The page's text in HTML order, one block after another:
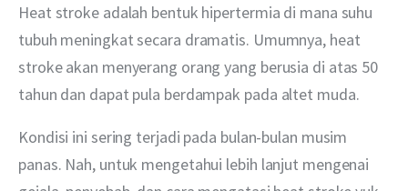
Layanan
Heat stroke adalah bentuk hipertermia di mana suhu
tubuh meningkat secara dramatis. Umumnya, heat
stroke akan menyerang orang yang berusia di atas 50
tahun dan dapat pula berdampak pada altet muda.
Kondisi ini sering terjadi pada bulan-bulan musim
panas. Nah, untuk mengetahui lebih lanjut mengenai